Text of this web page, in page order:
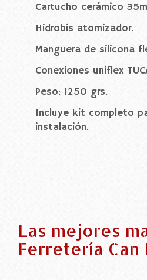
Cartucho cerámico
Hidrobis atomizador.
Manguera de silicona
Conexiones uniflex
Peso: 1250 grs.
Incluye kit completo
instalación.
Las mejores
Ferretería Can